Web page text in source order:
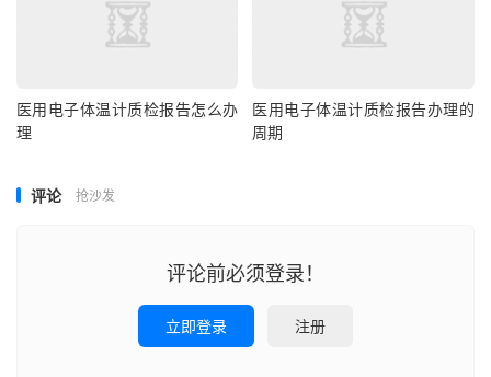
医用电子体温计质检报告怎么办
理
医用电子体温计质检报告办理的
周期
评论 抢沙发
评论前必须登录！
立即登录 注册